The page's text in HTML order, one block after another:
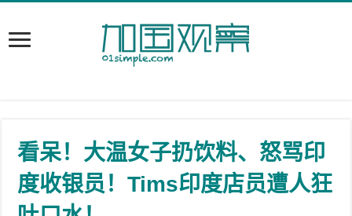
看呆！大温女子扔饮料、怒骂印
度收银员！Tims印度店员遭人狂